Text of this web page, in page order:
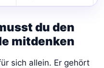
du den
mitdenken
sich allein. Er gehört